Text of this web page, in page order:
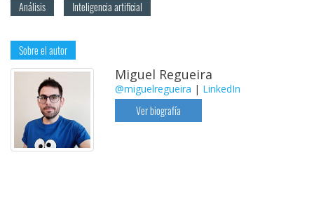
Análisis
Inteligencia artificial
Sobre el autor
Miguel Regueira
@miguelregueira | LinkedIn
Ver biografía